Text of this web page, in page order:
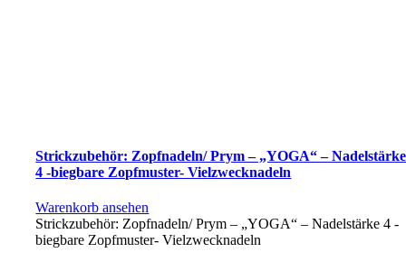
Strickzubehör: Zopfnadeln/ Prym – „YOGA“ – Nadelstärke
4 -biegbare Zopfmuster- Vielzwecknadeln
Warenkorb ansehen
Strickzubehör: Zopfnadeln/ Prym – „YOGA“ – Nadelstärke 4 -
biegbare Zopfmuster- Vielzwecknadeln